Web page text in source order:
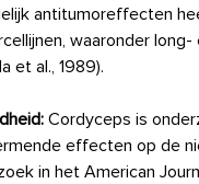
antitumoreffecten
waaronder long-
et al., 1989).
Cordyceps is
effecten op de
in het American